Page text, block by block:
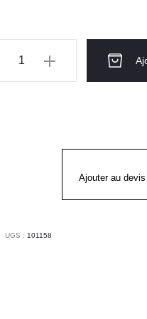
Ajouter au
UGS : 101158